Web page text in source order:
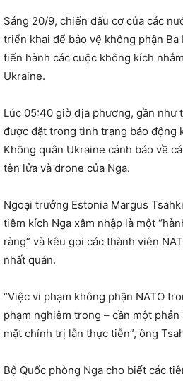
Sáng 20/9, chiến đấu cơ của các
triển khai để bảo vệ không phận Ba
tiến hành các cuộc không kích
Ukraine.
Lúc 05:40 giờ địa phương, gần như
được đặt trong tình trạng báo động
Không quân Ukraine cảnh báo về
tên lửa và drone của Nga.
Ngoại trưởng Estonia Margus
tiêm kích Nga xâm nhập là một
ràng” và kêu gọi các thành viên
nhất quán.
“Việc vi phạm không phận NATO
phạm nghiêm trọng – cần một
mặt chính trị lẫn thực tiễn”, ông
Bộ Quốc phòng Nga cho biết các